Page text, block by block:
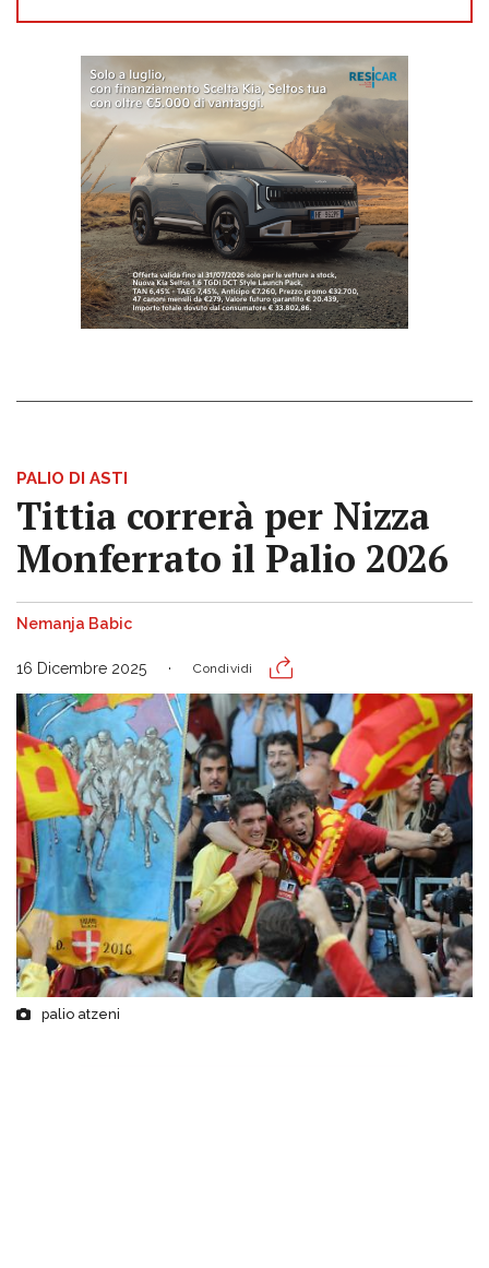
PALIO DI ASTI
Tittia correrà per Nizza
Monferrato il Palio 2026
Nemanja Babic
16 Dicembre 2025 Condividi
palio atzeni